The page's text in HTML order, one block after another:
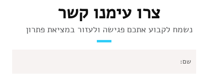
צרו עימנו קשר
נשמח לקבוע אתכם פגישה ולעזור במציאת פתרון